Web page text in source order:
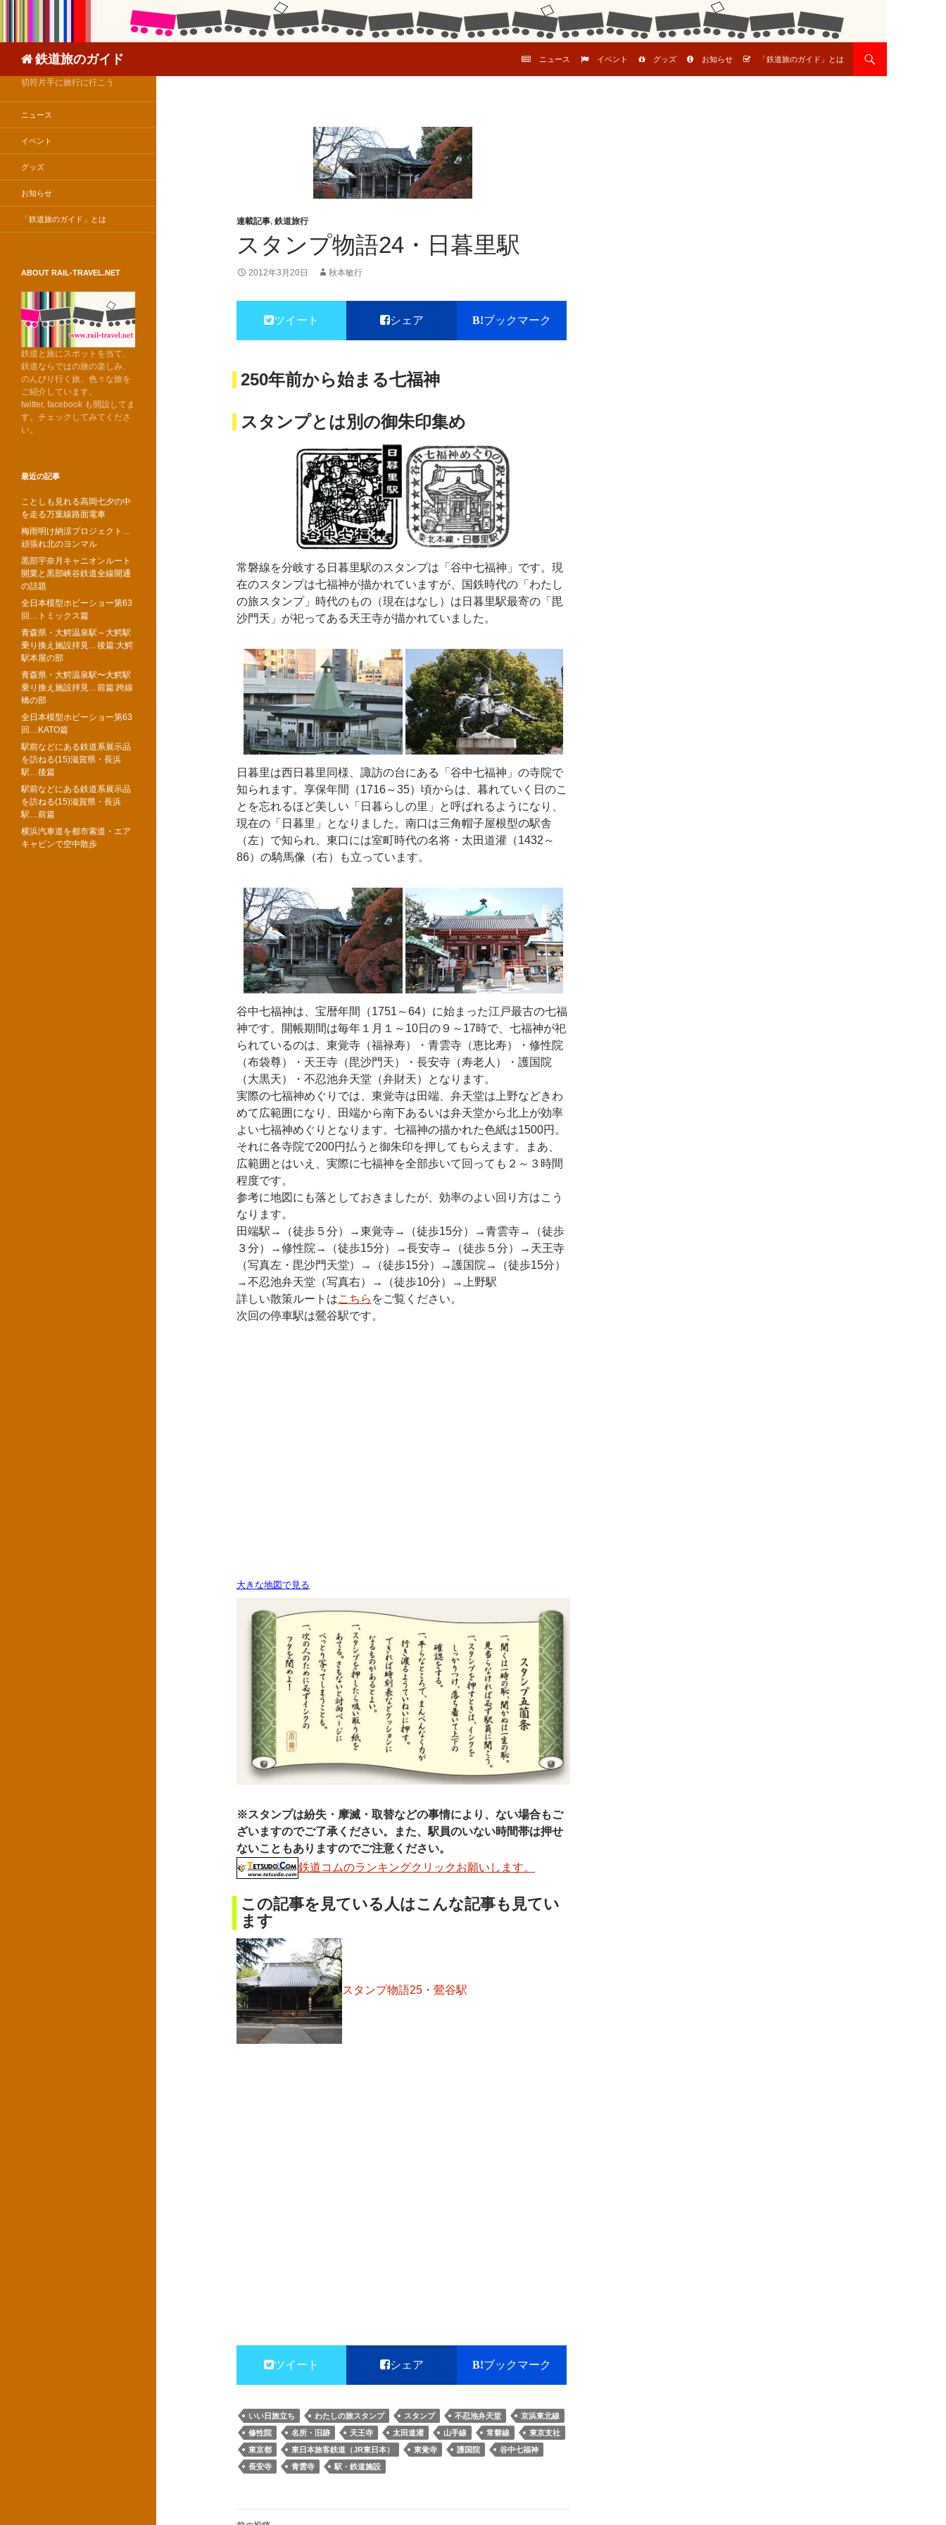
鉄道旅のガイド
ニュース
イベント グッズ お知らせ 「鉄道旅のガイド」とは
連載記事, 鉄道旅行
スタンプ物語24・日暮里駅
2012年3月20日 秋本敏行
ツイート シェア ブックマーク
250年前から始まる七福神
スタンプとは別の御朱印集め
常磐線を分岐する日暮里駅のスタンプは「谷中七福神」です。現
在のスタンプは七福神が描かれていますが、国鉄時代の「わたし
の旅スタンプ」時代のもの（現在はなし）は日暮里駅最寄の「毘
沙門天」が祀ってある天王寺が描かれていました。
日暮里は西日暮里同様、諏訪の台にある「谷中七福神」の寺院で
知られます。享保年間（1716～35）頃からは、暮れていく日のこ
とを忘れるほど美しい「日暮らしの里」と呼ばれるようになり、
現在の「日暮里」となりました。南口は三角帽子屋根型の駅舎
（左）で知られ、東口には室町時代の名将・太田道灌（1432～
86）の騎馬像（右）も立っています。
谷中七福神は、宝暦年間（1751～64）に始まった江戸最古の七福
神です。開帳期間は毎年１月１～10日の９～17時で、七福神が祀
られているのは、東覚寺（福禄寿）・青雲寺（恵比寿）・修性院
（布袋尊）・天王寺（毘沙門天）・長安寺（寿老人）・護国院
（大黒天）・不忍池弁天堂（弁財天）となります。
実際の七福神めぐりでは、東覚寺は田端、弁天堂は上野などきわ
めて広範囲になり、田端から南下あるいは弁天堂から北上が効率
よい七福神めぐりとなります。七福神の描かれた色紙は1500円。
それに各寺院で200円払うと御朱印を押してもらえます。まあ、
広範囲とはいえ、実際に七福神を全部歩いて回っても２～３時間
程度です。
参考に地図にも落としておきましたが、効率のよい回り方はこう
なります。
田端駅→（徒歩５分）→東覚寺→（徒歩15分）→青雲寺→（徒歩
３分）→修性院→（徒歩15分）→長安寺→（徒歩５分）→天王寺
（写真左・毘沙門天堂）→（徒歩15分）→護国院→（徒歩15分）
→不忍池弁天堂（写真右）→（徒歩10分）→上野駅
詳しい散策ルートはこちら をご覧ください。
次回の停車駅は鶯谷駅です。
大きな地図で見る
※スタンプは紛失・摩滅・取替などの事情により、ない場合もご
ざいますのでご了承ください。また、駅員のいない時間帯は押せ
ないこともありますのでご注意ください。
鉄道コムのランキングクリックお願いします。
この記事を見ている人はこんな記事も見てい
ます
スタンプ物語25・鶯谷駅
ツイート シェア ブックマーク
いい日旅立ち わたしの旅スタンプ スタンプ 不忍池弁天堂
京浜東北線
修性院
名所・旧跡 天王寺 太田道灌 山手線 常磐線
東京支社
東京都
東日本旅客鉄道（JR東日本） 東覚寺 護国院
谷中七福神
長安寺
青雲寺 駅・鉄道施設
投
切符片手に旅行に行こう
ニュース
イベント
グッズ
お知らせ
「鉄道旅のガイド」とは
ABOUT RAIL-TRAVEL.NET
鉄道と旅にスポットを当て、
鉄道ならではの旅の楽しみ、
のんびり行く旅、色々な旅を
ご紹介しています。
twitter, facebook も開設してま
す。チェックしてみてくださ
い。
最近の記事
ことしも見れる高岡七夕の中
を走る万葉線路面電車
梅雨明け納涼プロジェクト…
頑張れ北のヨンマル
黒部宇奈月キャニオンルート
開業と黒部峡谷鉄道全線開通
の話題
全日本模型ホビーショー第63
回…トミックス篇
青森県・大鰐温泉駅～大鰐駅
乗り換え施設拝見…後篇:大鰐
駅本屋の部
青森県・大鰐温泉駅〜大鰐駅
乗り換え施設拝見…前篇:跨線
橋の部
全日本模型ホビーショー第63
回…KATO篇
駅前などにある鉄道系展示品
を訪ねる(15)滋賀県・長浜
駅…後篇
駅前などにある鉄道系展示品
を訪ねる(15)滋賀県・長浜
駅…前篇
横浜汽車道を都市索道・エア
キャビンで空中散歩